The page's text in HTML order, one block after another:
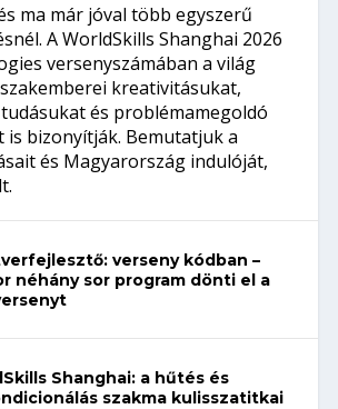
ma már jóval több egyszerű
A WorldSkills Shanghai 2026
versenyszámában a világ
kreativitásukat,
és problémamegoldó
is bizonyítják. Bemutatjuk a
és Magyarország indulóját,
verseny kódban –
néhány sor program dönti el a
Shanghai: a hűtés és
szakma kulisszatitkai